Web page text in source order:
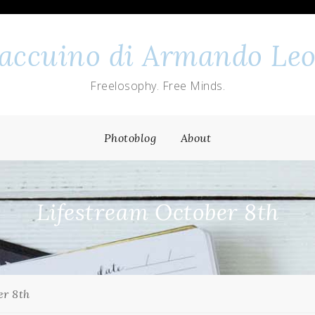
di Armando
Freelosophy. Free Minds.
Photoblog About
Lifestream October 8th
8th